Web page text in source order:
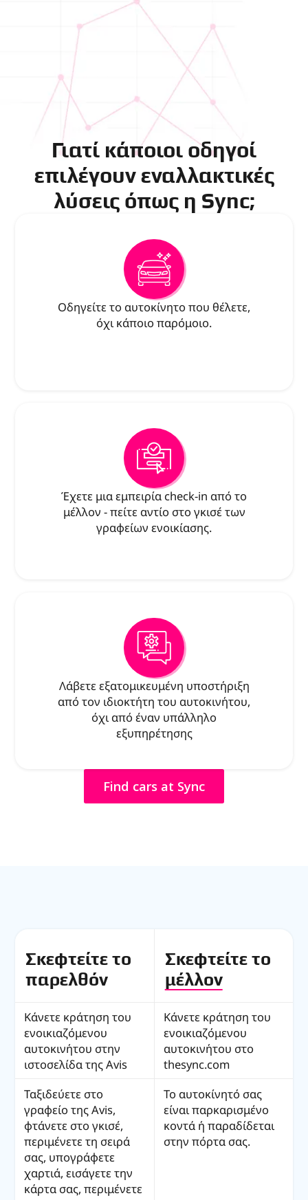
Γιατί κάποιοι οδηγοί
επιλέγουν εναλλακτικές
λύσεις όπως η Sync;
Οδηγείτε το αυτοκίνητο που θέλετε,
όχι κάποιο παρόμοιο.
Έχετε μια εμπειρία check-in από το
μέλλον - πείτε αντίο στο γκισέ των
γραφείων ενοικίασης.
Λάβετε εξατομικευμένη υποστήριξη
από τον ιδιοκτήτη του αυτοκινήτου,
όχι από έναν υπάλληλο
εξυπηρέτησης
Find cars at Sync
Σκεφτείτε το
παρελθόν
Σκεφτείτε το
μέλλον
Κάνετε κράτηση του
ενοικιαζόμενου
αυτοκινήτου στην
ιστοσελίδα της Avis
Κάνετε κράτηση του
ενοικιαζόμενου
αυτοκινήτου στο
thesync.com
Ταξιδεύετε στο
γραφείο της Avis,
φτάνετε στο γκισέ,
περιμένετε τη σειρά
σας, υπογράφετε
χαρτιά, εισάγετε την
κάρτα σας, περιμένετε
Το αυτοκίνητό σας
είναι παρκαρισμένο
κοντά ή παραδίδεται
στην πόρτα σας.